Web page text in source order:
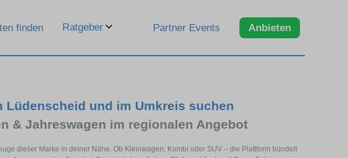
finden Ratgeber Partner Events Anbieten
Lüdenscheid und im Umkreis suchen
& Jahreswagen im regionalen Angebot
dieser Marke in deiner Nähe. Ob Kleinwagen, Kombi oder SUV – die Plattform bündelt